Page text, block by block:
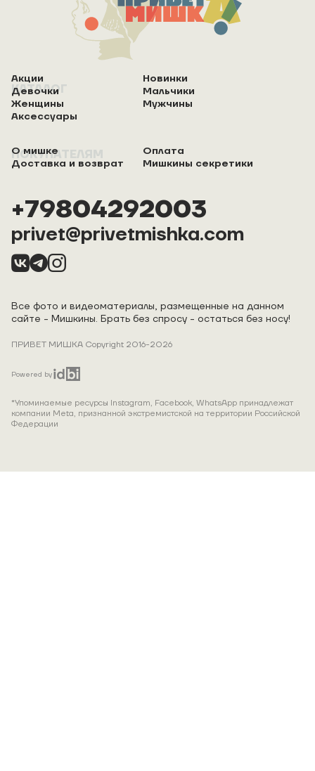
КАТАЛОГ
Акции
Новинки
Девочки
Мальчики
Женщины
Мужчины
Аксессуары
ПОКУПАТЕЛЯМ
О мишке
Оплата
Доставка и возврат
Мишкины секретики
+79804292003
privet@privetmishka.com
Все фото и видеоматериалы, размещенные на данном
сайте - Мишкины. Брать без спросу - остаться без носу!
ПРИВЕТ МИШКА Copyright 2016-2026
Powered by
*Упоминаемые ресурсы Instagram, Facebook, WhatsApp принадлежат
компании Meta, признанной экстремистской на территории Российской
Федерации